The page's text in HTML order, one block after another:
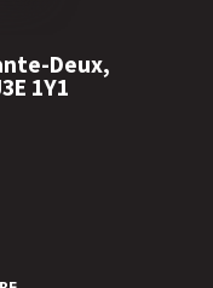
Deux,
1Y1